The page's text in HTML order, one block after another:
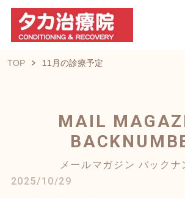
TOP 11月の診療予定
MAIL
メールマガジン バックナ
2025/10/29